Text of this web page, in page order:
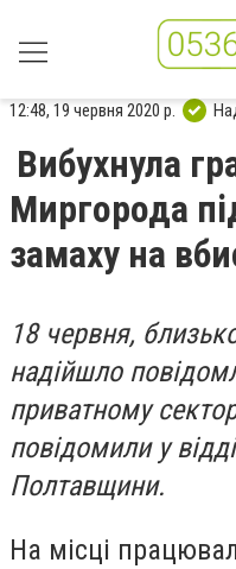
12:48, 19 червня 2020 р.
Вибухнула
Миргорода
замаху на
18 червня,
надійшло
приватному
повідомили у
Полтавщини.
На місці